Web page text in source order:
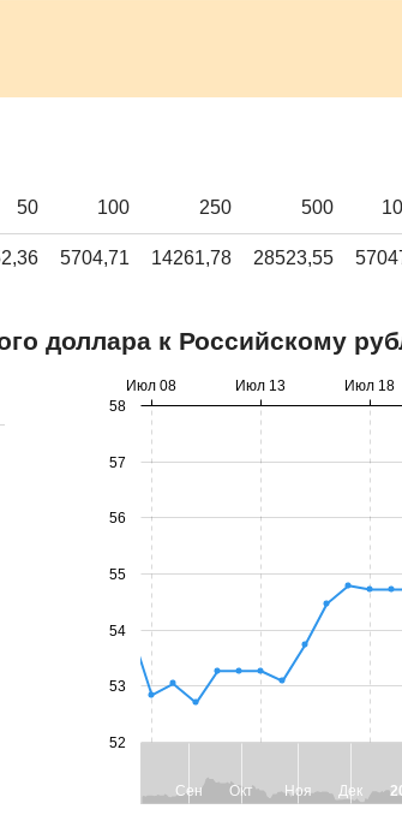
50 100 250 500
5704,71 14261,78 28523,55
доллара к Российскому
Сен Окт Ноя Дек
Июл 08 Июл 13 Июл 18
52
53
54
55
56
57
58